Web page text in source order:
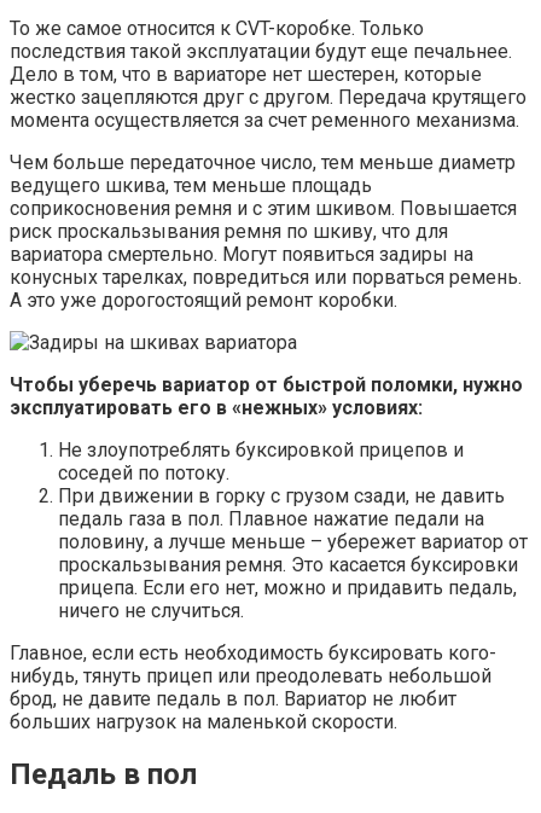
То же самое относится к CVT-коробке. Только
последствия такой эксплуатации будут еще печальнее.
Дело в том, что в вариаторе нет шестерен, которые
жестко зацепляются друг с другом. Передача крутящего
момента осуществляется за счет ременного механизма.
Чем больше передаточное число, тем меньше диаметр
ведущего шкива, тем меньше площадь
соприкосновения ремня и с этим шкивом. Повышается
риск проскальзывания ремня по шкиву, что для
вариатора смертельно. Могут появиться задиры на
конусных тарелках, повредиться или порваться ремень.
А это уже дорогостоящий ремонт коробки.
Чтобы уберечь вариатор от быстрой поломки, нужно
эксплуатировать его в «нежных» условиях:
Не злоупотреблять буксировкой прицепов и
соседей по потоку.
При движении в горку с грузом сзади, не давить
педаль газа в пол. Плавное нажатие педали на
половину, а лучше меньше – убережет вариатор от
проскальзывания ремня. Это касается буксировки
прицепа. Если его нет, можно и придавить педаль,
ничего не случиться.
Главное, если есть необходимость буксировать кого-
нибудь, тянуть прицеп или преодолевать небольшой
брод, не давите педаль в пол. Вариатор не любит
больших нагрузок на маленькой скорости.
Педаль в пол